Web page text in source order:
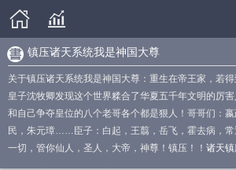
镇压诸天系统我是神国大尊
关于镇压诸天系统我是神国大尊：重生在帝王家，若
皇子沈牧卿发现这个世界糅合了华夏五千年文明的厉害
和自己争夺皇位的八个老哥各个都是狠人！哥哥们：
民，朱元璋……臣子：白起，王翦，岳飞，霍去病，常
一切，管你仙人，圣人，大帝，神尊！镇压！！ 诸天